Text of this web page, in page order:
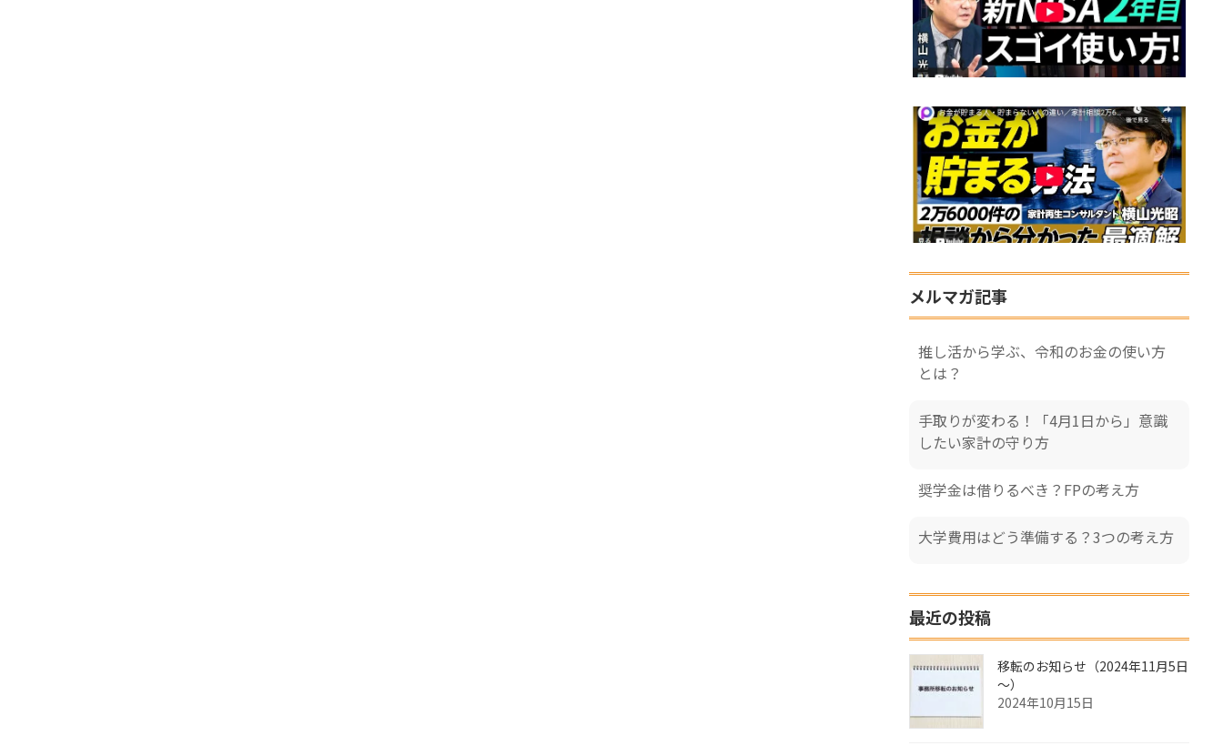
メルマガ記事
推し活から学ぶ、令和のお金の使い方
とは？
手取りが変わる！「4月1日から」意識
したい家計の守り方
奨学金は借りるべき？FPの考え方
大学費用はどう準備する？3つの考え方
最近の投稿
移転のお知らせ（2024年11月5日
～）
2024年10月15日